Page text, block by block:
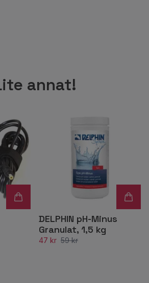
annat!
DELPHIN pH-Minus
Granulat, 1,5 kg
47 kr 59 kr